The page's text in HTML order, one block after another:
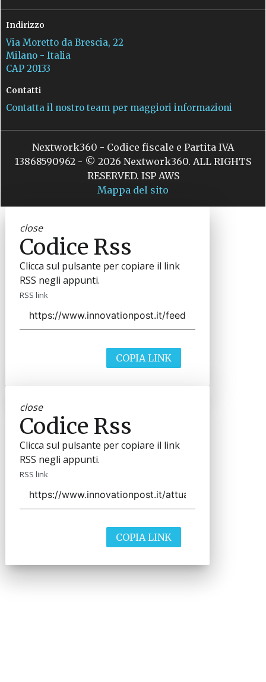
Indirizzo
Via Moretto da Brescia, 22
Milano - Italia
CAP 20133
Contatti
Contatta il nostro team per maggiori informazioni
Nextwork360 - Codice fiscale e Partita IVA
13868590962 - © 2026 Nextwork360. ALL RIGHTS
RESERVED. ISP AWS
Mappa del sito
close
Codice Rss
Clicca sul pulsante per copiare il link
RSS negli appunti.
RSS link
COPIA LINK
close
Codice Rss
Clicca sul pulsante per copiare il link
RSS negli appunti.
RSS link
COPIA LINK